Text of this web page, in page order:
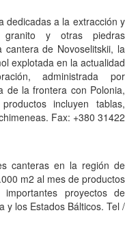
dedicadas a la extracción y
granito y otras piedras
de Novoselitskii, la
explotada en la actualidad
administrada por
de la frontera con Polonia,
incluyen tablas,
Fax: +380 31422
canteras en la región de
m2 al mes de productos
proyectos de
y los Estados Bálticos. Tel /